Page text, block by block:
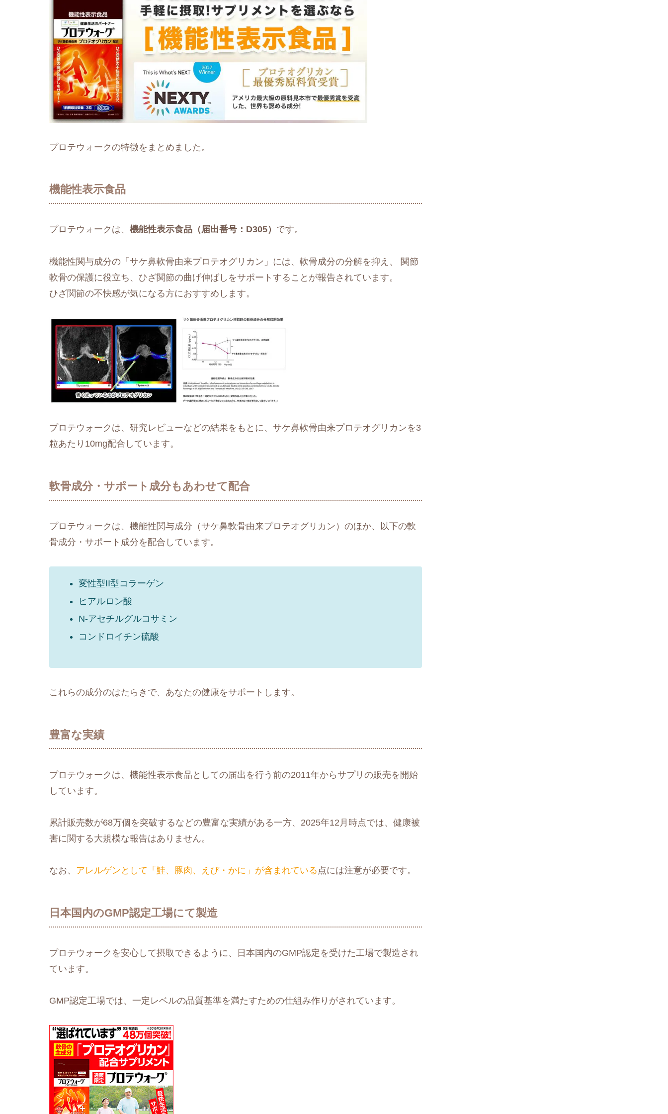
プロテウォークの特徴をまとめました。
機能性表示食品
プロテウォークは、 機能性表示食品（届出番号：D305） です。
機能性関与成分の「サケ鼻軟骨由来プロテオグリカン」には、軟骨成分の分解を抑え、 関節
軟骨の保護に役立ち、ひざ関節の曲げ伸ばしをサポートすることが報告されています。
ひざ関節の不快感が気になる方におすすめします。
プロテウォークは、研究レビューなどの結果をもとに、サケ鼻軟骨由来プロテオグリカンを3
粒あたり10mg配合しています。
軟骨成分・サポート成分もあわせて配合
プロテウォークは、機能性関与成分（サケ鼻軟骨由来プロテオグリカン）のほか、以下の軟
骨成分・サポート成分を配合しています。
変性型II型コラーゲン
ヒアルロン酸
N-アセチルグルコサミン
コンドロイチン硫酸
これらの成分のはたらきで、あなたの健康をサポートします。
豊富な実績
プロテウォークは、機能性表示食品としての届出を行う前の2011年からサプリの販売を開始
しています。
累計販売数が68万個を突破するなどの豊富な実績がある一方、2025年12月時点では、健康被
害に関する大規模な報告はありません。
なお、 アレルゲンとして「鮭、豚肉、えび・かに」が含まれている 点には注意が必要です。
日本国内のGMP認定工場にて製造
プロテウォークを安心して摂取できるように、日本国内のGMP認定を受けた工場で製造され
ています。
GMP認定工場では、一定レベルの品質基準を満たすための仕組み作りがされています。